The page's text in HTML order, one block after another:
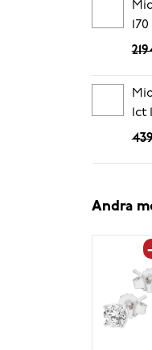
170
1ct
Andra